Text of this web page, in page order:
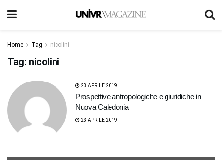
Home Tag nicolini
Tag: nicolini
23 APRILE 2019
Prospettive antropologiche e giuridiche in
Nuova Caledonia
23 APRILE 2019